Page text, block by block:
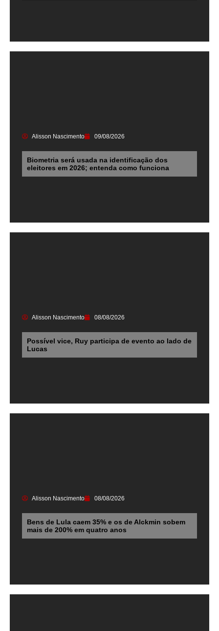
Alisson Nascimento 09/08/2026
Biometria será usada na identificação dos
eleitores em 2026; entenda como funciona
Alisson Nascimento 08/08/2026
Possível vice, Ruy participa de evento ao lado de
Lucas
Alisson Nascimento 08/08/2026
Bens de Lula caem 35% e os de Alckmin sobem
mais de 200% em quatro anos